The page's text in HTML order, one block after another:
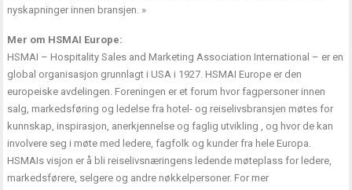
nyskapninger innen bransjen. »
Mer om HSMAI Europe:
HSMAI – Hospitality Sales and Marketing Association International – er en
global organisasjon grunnlagt i USA i 1927. HSMAI Europe er den
europeiske avdelingen. Foreningen er et forum hvor fagpersoner innen
salg, markedsføring og ledelse fra hotel- og reiselivsbransjen møtes for
kunnskap, inspirasjon, anerkjennelse og faglig utvikling , og hvor de kan
involvere seg i møte med ledere, fagfolk og kunder fra hele Europa.
HSMAIs visjon er å bli reiselivsnæringens ledende møteplass for ledere,
markedsførere, selgere og andre nøkkelpersoner. For mer